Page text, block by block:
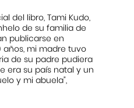
del libro, Tami Kudo,
de su familia de
publicarse en
años, mi madre tuvo
de su padre pudiera
era su país natal y un
y mi abuela",